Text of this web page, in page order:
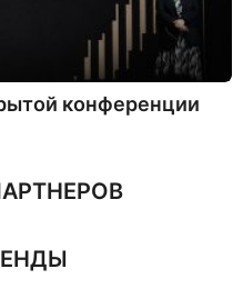
конференции